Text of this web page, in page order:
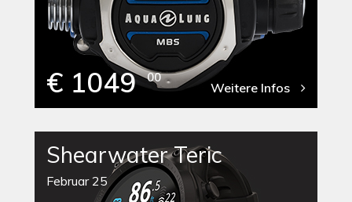
€ 1049 00
Weitere Infos
Shearwater Teric
Februar 25